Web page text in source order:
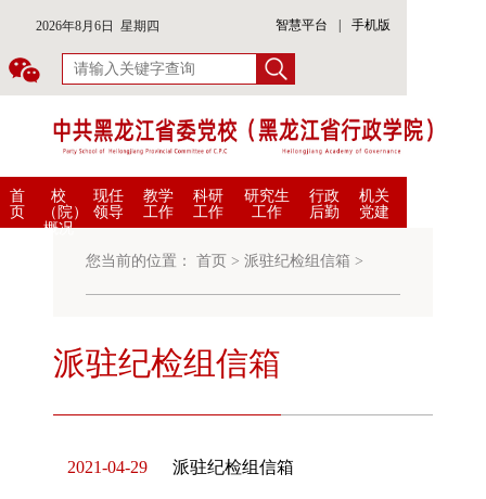
2026年8月6日 星期四 智慧平台 手机版
首
页
校
（院）
概况
现任
领导
教学
工作
科研
工作
研究生
工作
行政
后勤
机关
党建
您当前的位置： 首页 > 派驻纪检组信箱 >
派驻纪检组信箱
2021-04-29 派驻纪检组信箱